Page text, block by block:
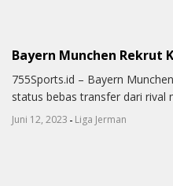
Bayern Munchen Rekrut
755Sports.id – Bayern
status bebas transfer dari rival
Juni 12, 2023 - Liga Jerman